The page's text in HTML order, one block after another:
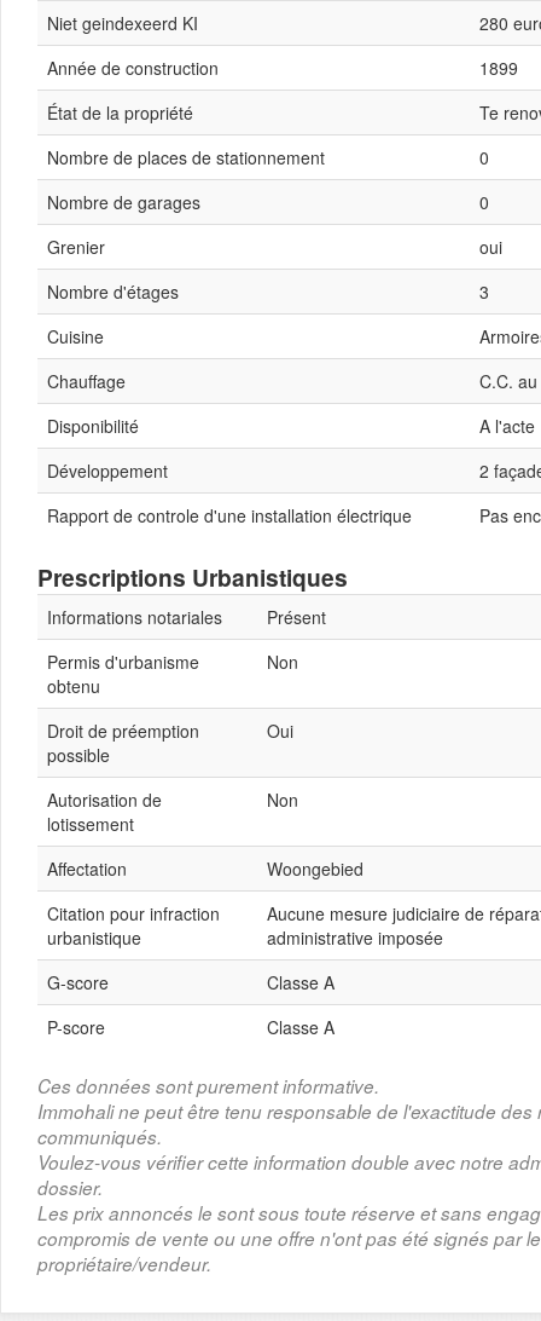
Niet geindexeerd KI
280
Année de construction
1899
État de la propriété
Te
Nombre de places de stationnement
0
Nombre de garages
0
Grenier
oui
Nombre d'étages
3
Cuisine
Chauffage
C.C.
Disponibilité
A l'acte
Développement
2
Rapport de controle d'une installation électrique
Pas
Prescriptions Urbanistiques
Informations notariales
Présent
Permis d'urbanisme
obtenu
Non
Droit de préemption
possible
Oui
Autorisation de
lotissement
Non
Affectation
Woongebied
Citation pour infraction
urbanistique
Aucune mesure judiciaire de
administrative imposée
G-score
Classe A
P-score
Classe A
Ces données sont purement informative.
Immohali ne peut être tenu responsable de l'exactitude
communiqués.
Voulez-vous vérifier cette information double avec notre
dossier.
Les prix annoncés le sont sous toute réserve et sans
compromis de vente ou une offre n'ont pas été signés par le
propriétaire/vendeur.